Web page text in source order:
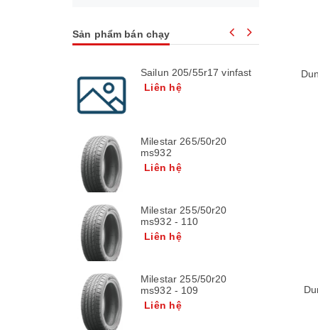
Sản phẩm bán chạy
Sailun 205/55r17 vinfast
Liên hệ
Milestar 265/50r20
ms932
Liên hệ
Milestar 255/50r20
ms932 - 110
Liên hệ
Milestar 255/50r20
ms932 - 109
Liên hệ